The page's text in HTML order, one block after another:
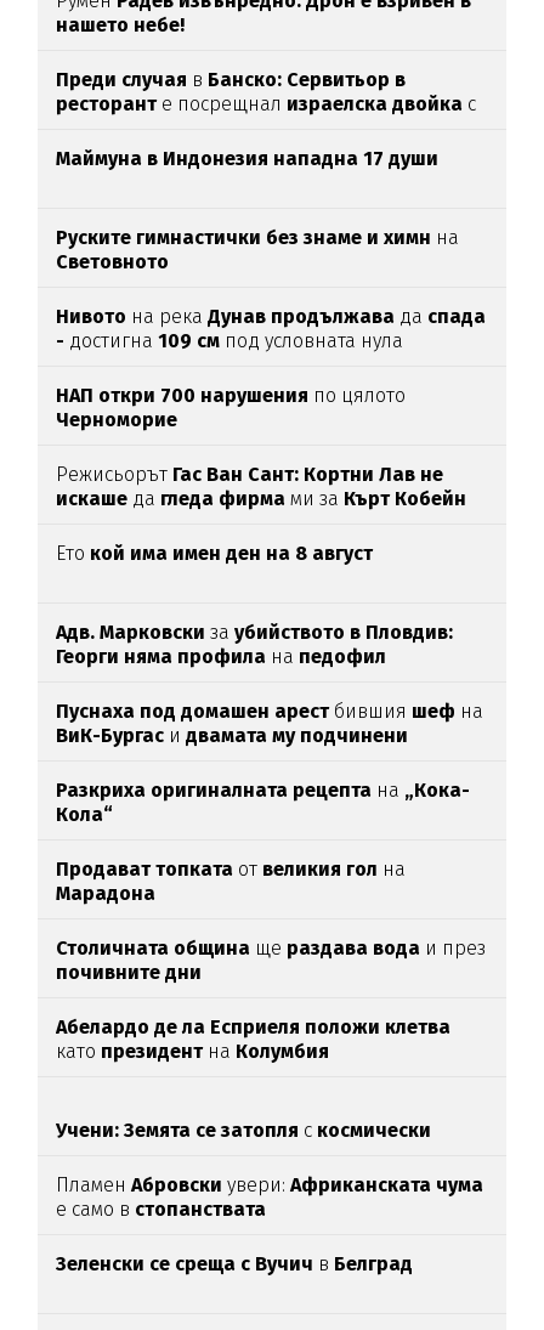
нашето небе!
Преди случая в Банско: Сервитьор в
ресторант е посрещнал израелска двойка с
Маймуна в Индонезия нападна 17 души
Руските гимнастички без знаме и химн на
Световното
Нивото на рекаДунав продължава да спада
- достигна109 см под условната нула
НАП откри 700 нарушения по цялото
Черноморие
Режисьорът Гас Ван Сант: Кортни Лав не
искаше да гледа фирма ми за Кърт Кобейн
Ето кой има имен ден на 8 август
Адв. Марковски заубийството в Пловдив:
Георги няма профила на педофил
Пуснаха под домашен арестбившия шеф на
ВиК-Бургас и двамата му подчинени
Разкриха оригиналната рецепта на „Кока-
Кола“
Продават топката от великия гол на
Марадона
Столичната община ще раздава вода и през
почивните дни
Абелардо де ла Есприеля положи клетва
като президент на Колумбия
Учени: Земята се затопля с космически
ПламенАбровски увери:Африканската чума
е само в стопанствата
Зеленски се среща с Вучич в Белград